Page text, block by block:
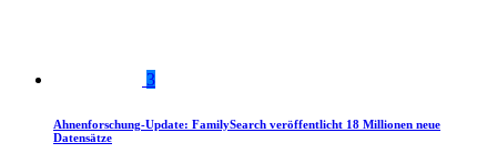
3
Ahnenforschung-Update: FamilySearch veröffentlicht 18 Millionen neue
Datensätze